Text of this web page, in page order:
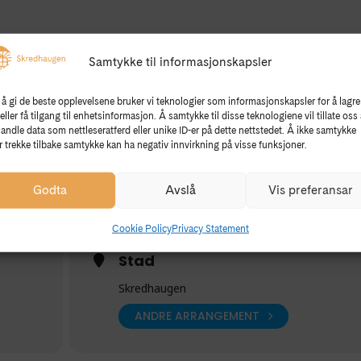
Samtykke til informasjonskapsler
å gi de beste opplevelsene bruker vi teknologier som informasjonskapsler for å lagre
få tilgang til enhetsinformasjon. Å samtykke til disse teknologiene vil tillate oss
data som nettleseratferd eller unike ID-er på dette nettstedet. Å ikke samtykke
trekke tilbake samtykke kan ha negativ innvirkning på visse funksjoner.
Godta Avslå Vis preferansar
Cookie PolicyPrivacy Statement
– “Old News for Present-Day Enjoyment”
and tourism executive from Hardanger. He was the fourth-
of the best-known hotels in the region. In 2006, he was
of St. Olav for his long-standing contribution to Norwegian
in hospitality and traveling in Hardanger. His great-
toLofthusand in 1846 established a steamship expedition and
the foundation of the hotel business.
events on Wednesdays throughout the summer. There will be a
75, and children free.Stad
Skredhaugen
ANDRE ARRANGEMENT